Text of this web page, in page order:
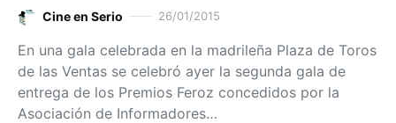
Cine en Serio 26/01/2015
En una gala celebrada en la madrileña Plaza de Toros
de las Ventas se celebró ayer la segunda gala de
entrega de los Premios Feroz concedidos por la
Asociación de Informadores…